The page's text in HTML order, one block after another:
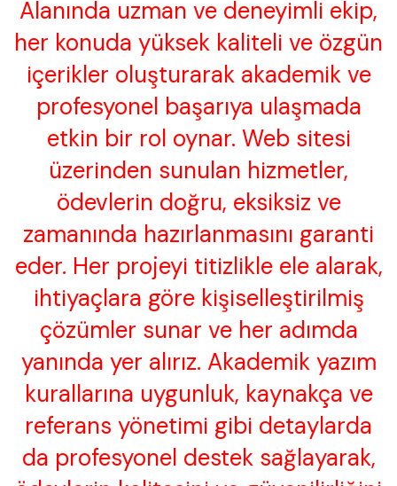
Alanında uzman ve deneyimli ekip,
her konuda yüksek kaliteli ve özgün
içerikler oluşturarak akademik ve
profesyonel başarıya ulaşmada
etkin bir rol oynar. Web sitesi
üzerinden sunulan hizmetler,
ödevlerin doğru, eksiksiz ve
zamanında hazırlanmasını garanti
eder. Her projeyi titizlikle ele alarak,
ihtiyaçlara göre kişiselleştirilmiş
çözümler sunar ve her adımda
yanında yer alırız. Akademik yazım
kurallarına uygunluk, kaynakça ve
referans yönetimi gibi detaylarda
da profesyonel destek sağlayarak,